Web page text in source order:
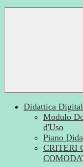
Didattica
Modulo
d'Uso
Piano
CRITERI